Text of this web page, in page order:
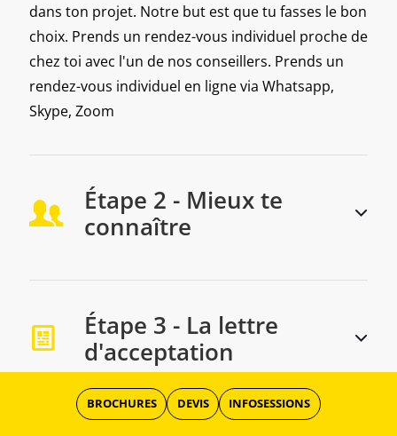
dans ton projet. Notre but est que tu fasses le bon
choix. Prends un rendez-vous individuel proche de
chez toi avec l'un de nos conseillers. Prends un
rendez-vous individuel en ligne via Whatsapp,
Skype, Zoom
Étape 2 - Mieux te
connaître
Étape 3 - La lettre
d'acceptation
BROCHURES DEVIS INFOSESSIONS